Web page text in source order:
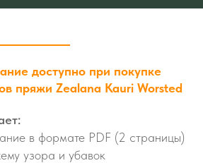
доступно при покупке
пряжи Zealana Kauri Worsted
в формате PDF (2 страницы)
узора и убавок